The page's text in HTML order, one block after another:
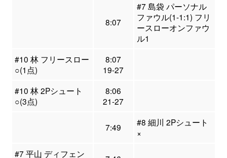
8:07
#7 島袋 パーソナル
ファウル(1-1:1) フリ
ースローオンファウ
ル1
#10 林 フリースロー
○(1点)
8:07
19-27
#10 林 2Pシュート
○(3点)
8:06
21-27
7:49
#8 細川 2Pシュート
×
#7 平山 ディフェン